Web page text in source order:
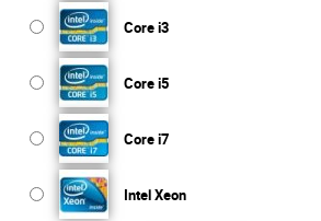
Core i3
Core i5
Core i7
Intel Xeon